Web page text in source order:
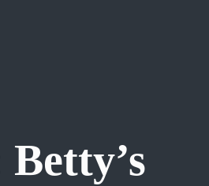
Betty’s